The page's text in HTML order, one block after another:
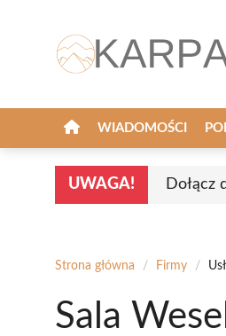
WIADOMOŚCI
UWAGA! Dołącz
Strona główna / Firmy /
Sala